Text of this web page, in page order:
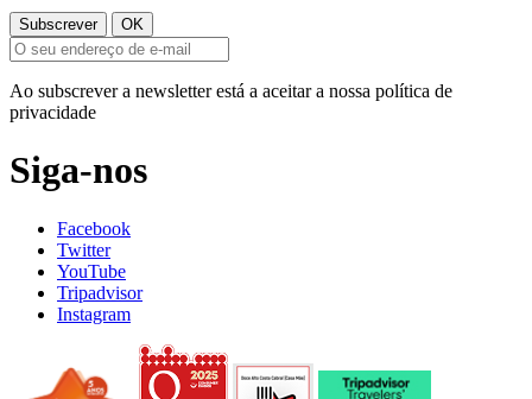
Ao subscrever a newsletter está a aceitar a nossa política de
privacidade
Siga-nos
Facebook
Twitter
YouTube
Tripadvisor
Instagram